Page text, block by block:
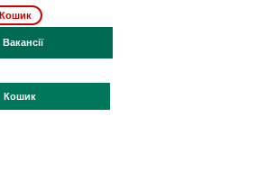
Кошик
Вакансії
Кошик